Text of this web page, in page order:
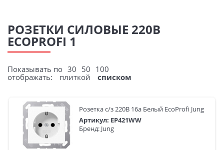
РОЗЕТКИ СИЛОВЫЕ 220В
ECOPROFI 1
Показывать по 30 50 100
отображать:
плиткой списком
Розетка с/з 220В 16а Белый EcoProfi Jung
Артикул: EP421WW
Бренд: Jung